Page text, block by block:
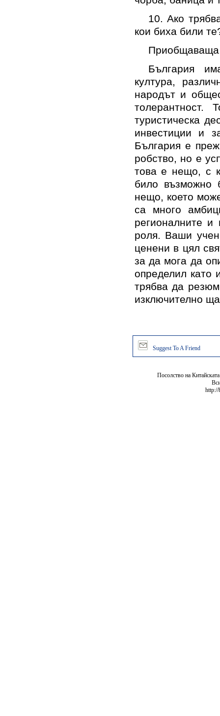
10. Ако
кои биха били
България
култура,
народът и
толерантност.
туристическа
инвестиции и
България е
робство, но е
това е нещо, с
било възможно
нещо, което
са много
регионалните
роля. Ваши
ценени в цял
за да мога да
определил като
трябва да
изключително
Suggest To A Friend
Посолство на
http://